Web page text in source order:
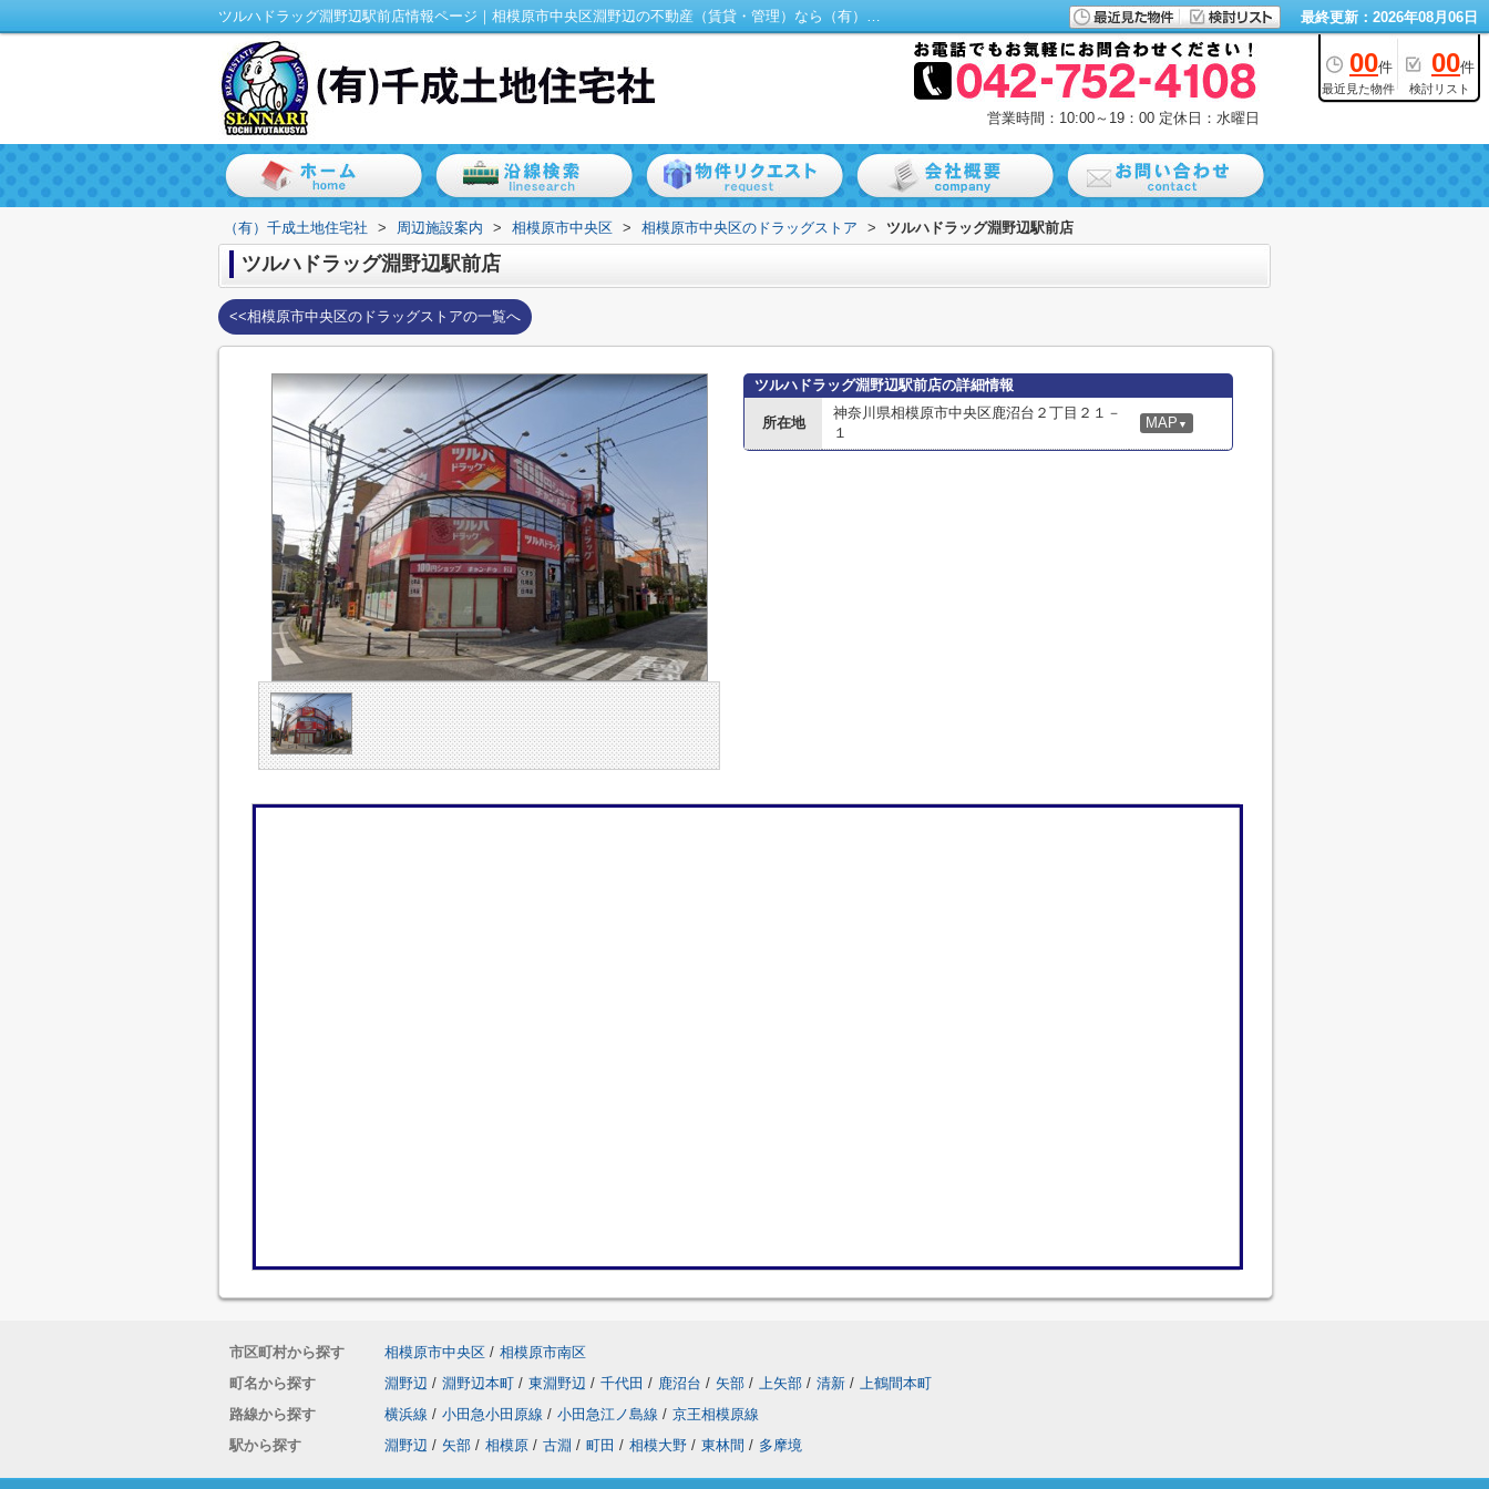
ツルハドラッグ淵野辺駅前店情報ページ｜相模原市中央区淵野辺の不動産（賃貸・管理）なら（有）千成土地住宅社 最終更新：2026年08月06日
00件
最近見た物件
00件
検討リスト
営業時間：10:00～19：00 定休日：水曜日
（有）千成土地住宅社 > 周辺施設案内 > 相模原市中央区 > 相模原市中央区のドラッグストア > ツルハドラッグ淵野辺駅前店
ツルハドラッグ淵野辺駅前店
<<相模原市中央区のドラッグストアの一覧へ
ツルハドラッグ淵野辺駅前店の詳細情報
所在地
神奈川県相模原市中央区鹿沼台２丁目２１－
１
MAP ▼
市区町村から探す 相模原市中央区 / 相模原市南区
町名から探す
淵野辺 / 淵野辺本町 / 東淵野辺 / 千代田 / 鹿沼台 / 矢部 / 上矢部 / 清新 / 上鶴間本町
路線から探す
横浜線 / 小田急小田原線 / 小田急江ノ島線 / 京王相模原線
駅から探す
淵野辺 / 矢部 / 相模原 / 古淵 / 町田 / 相模大野 / 東林間 / 多摩境